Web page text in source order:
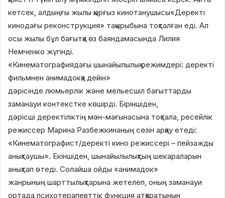
кетсек, алдыңғы жылы қырғыз кинотанушысы«Деректі
кинодағы реконструкция» тақырыбына тоқталған еді. Ал
осы жылы бұл бағытқа өз баяндамасында Лилия
Немченко жүгінді.
«Кинематографиядағы шынайылылық режимдері: деректі
фильмнен анимадокқа дейін»
дәрісінде люмьерлік және мельесшіл бағыттарды
заманауи контекстке көшірді. Біріншіден,
дәрісші деректіліктің мән-мағынасына тоқтала, ресейлік
режиссер Марина Разбежкинаның сөзін арқау етеді:
«Кинематографист/деректі кино режиссері – пейзажды
анықтаушы». Екіншіден, шынайылылықтың шекараларын
анықтап өтеді. Солайша ойды «анимадок»
жанрының шарттылықтарына жетелеп, оның заманауи
ортада психотерапевттік функция атқаратынын